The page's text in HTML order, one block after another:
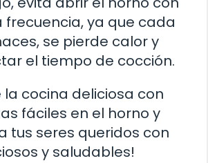
ya que cada
se pierde calor y
el tiempo de cocción.
la cocina deliciosa con
fáciles en el horno y
tus seres queridos con
y saludables!